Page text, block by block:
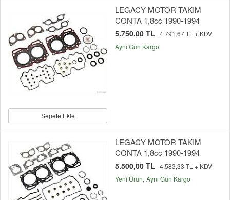
Sepete Ekle
LEGACY MOTOR TAKIM
CONTA 1,8cc 1990-1994
5.750,00 TL 4.791,67 TL + KDV
Aynı Gün Kargo
LEGACY MOTOR TAKIM
CONTA 1,8cc 1990-1994
5.500,00 TL 4.583,33 TL + KDV
Yeni Ürün Aynı Gün Kargo